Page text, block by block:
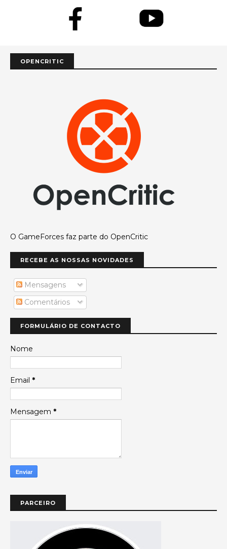
OPENCRITIC
O GameForces faz parte do OpenCritic
RECEBE AS NOSSAS NOVIDADES
Mensagens
Comentários
FORMULÁRIO DE CONTACTO
Nome
Email *
Mensagem *
PARCEIRO